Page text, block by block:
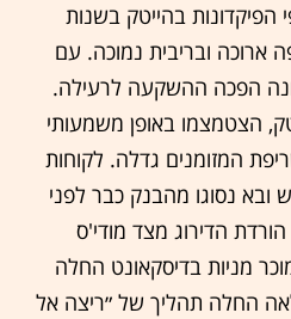
בהייטק בשנות
ארוכה ובריבית נמוכה. עם
הפכה ההשקעה לרעילה.
הצטמצמו באופן משמעותי
המזומנים גדלה. לקוחות
נסוגו מהבנק כבר לפני
הדירוג מצד מודי'ס
מניות בדיסקאונט החלה
החלה תהליך של ״ריצה אל